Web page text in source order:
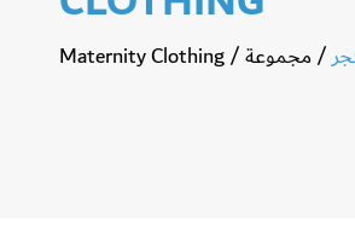
/مجموعة/
Maternity Clothing